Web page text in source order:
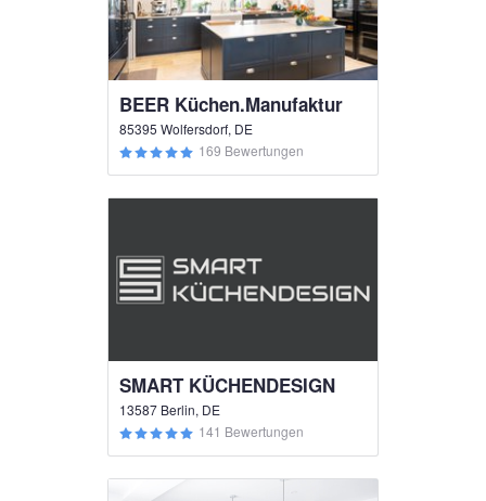
BEER Küchen.Manufaktur
85395 Wolfersdorf, DE
169 Bewertungen
SMART KÜCHENDESIGN
13587 Berlin, DE
141 Bewertungen